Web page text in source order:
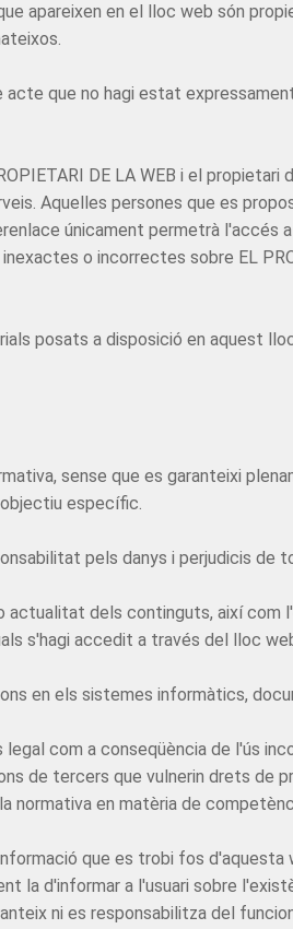
apareixen en el lloc web són
acte que no hagi estat
DE LA WEB i el propietari
Aquelles persones que es
únicament permetrà l'accés
o incorrectes sobre EL
posats a disposició en aquest
sense que es garanteixi
específic.
pels danys i perjudicis de
dels continguts, així
s'hagi accedit a través del lloc
en els sistemes informàtics,
com a conseqüència de l'ús
de tercers que vulnerin drets de
normativa en matèria de
que es trobi fos
la d'informar a l'usuari sobre
ni es responsabilitza del